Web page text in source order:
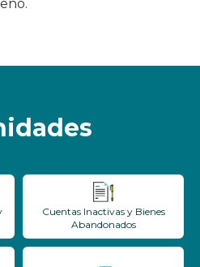
Cuentas Inactivas y Bienes
Abandonados